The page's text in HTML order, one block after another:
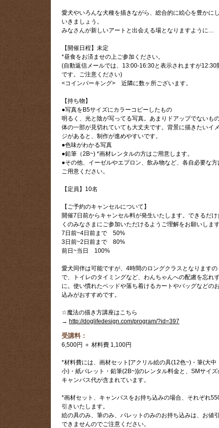
愛犬やいろんな犬種を描きながら、総合的に絵心を豊かに
いきましょう。
みなさんが新しいアートと出会える場となりますように…
【開催日程】未定
*昼食をお済ませの上ご参加ください。
(自動返信メールでは、13:00-16:30と表示されますが12:30
です。ご注意ください)
<コインパーキング> 近隣に数ヶ所ございます。
【持ち物】
●写真をB5サイズにカラーコピーしたもの
明るく、光と陰が写ってる写真。あまりドアップでないも
体の一部が見切れていても大丈夫です。背景に描きたいイ
ジがあると、制作が進めやすいです。
●色味がわかる写真
●鉛筆（2B~) *画材レンタルの方はご用意します。
●その他、イーゼルやエプロン、飲み物など、各自必要な方
ご用意ください。
【定員】10名
【ご予約のキャンセルについて】
開催7日前からキャンセル料が発生いたします。できるだけ
くのみなさまにご参加いただけるようご理解をお願いしま
7日前~4日前まで 50%
3日前~2日前まで 80%
前日~当日 100%
愛犬同伴は可能ですが、4時間のロングクラスとなりますの
で、トイレのタイミングなど、わんちゃんへの配慮を忘れ
に。使い慣れたベッドや落ち着けるカートやバッグなどの
込みがおすすめです。
☆魔法の描き方講座はこちら
→ http://doglifedesign.com/program/?id=397
受講料：
6,500円 ＋ 材料費 1,100円
*材料費には、画材セット[アクリル絵の具(12色~)・筆(大中
小)・紙パレット・鉛筆(2B~)]のレンタル料金と、SMサイズ
キャンバス代が含まれています。
*画材セット、キャンバスをお持ち込みの場合、それぞれ
引きいたします。
絵の具のみ、筆のみ、パレットのみのお持ち込みは、お値
できませんのでご注意ください。